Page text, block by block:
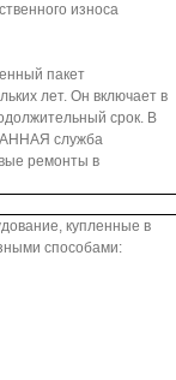
износа
пакет
лет. Он включает в
срок. В
служба
ремонты в
купленные в
способами: